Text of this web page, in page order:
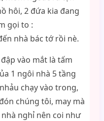
hôi, 2 đứa kia đang
gọi to :
nhà bác tớ rồi nè.
vào mắt là tấm
1 ngôi nhà 5 tầng
chạy vào trong,
chúng tôi, may mà
nghỉ nên coi như